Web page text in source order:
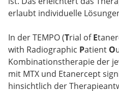
erlaubt individuelle
In der TEMPO (Trial ofE
with Radiographic Patient O
Kombinationstherapie der
mit MTX und Etanercept
hinsichtlich der